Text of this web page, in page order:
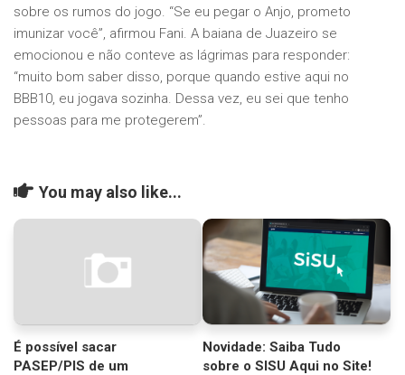
sobre os rumos do jogo. “Se eu pegar o Anjo, prometo
imunizar você”, afirmou Fani. A baiana de Juazeiro se
emocionou e não conteve as lágrimas para responder:
“muito bom saber disso, porque quando estive aqui no
BBB10, eu jogava sozinha. Dessa vez, eu sei que tenho
pessoas para me protegerem”.
You may also like...
É possível sacar
PASEP/PIS de um
Novidade: Saiba Tudo
sobre o SISU Aqui no Site!